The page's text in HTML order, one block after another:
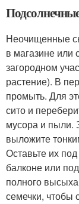
Неочищенные
в магазине или
загородном
растение). В
промыть. Для
сито и
мусора и пыли.
выложите
Оставьте их
балконе или
полного
семечки, чтобы